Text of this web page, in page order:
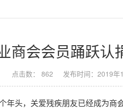
商会会员踊跃认
点击数： 862 发布时间：2019年
头，关爱残疾朋友已经成为商